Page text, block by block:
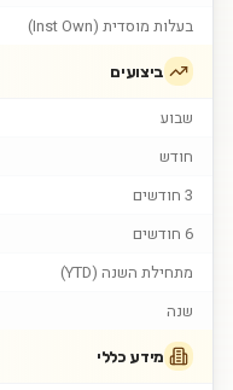
בעלות מוסדית (Inst Own)
ביצועים
שבוע
חודש
3 חודשים
6 חודשים
מתחילת השנה (YTD)
שנה
מידע כללי